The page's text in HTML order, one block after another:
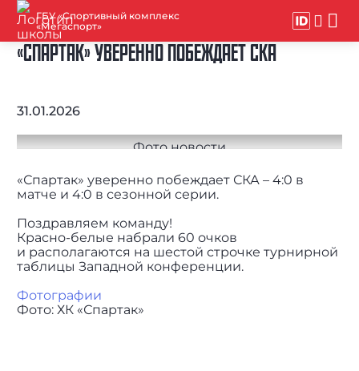
ГБУ «Спортивный комплекс
«Мегаспорт»
«СПАРТАК» УВЕРЕННО ПОБЕЖДАЕТ СКА
31.01.2026
«Спартак» уверенно побеждает СКА – 4:0 в
матче и 4:0 в сезонной серии.
Поздравляем команду!
Красно-белые набрали 60 очков
и располагаются на шестой строчке турнирной
таблицы Западной конференции.
Фотографии
Фото: ХК «Спартак»